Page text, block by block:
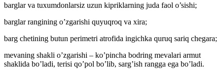
barglar va tuxumdonlarsiz uzun kipriklarning juda faol o’sishi;
barglar rangining o’zgarishi quyuqroq va xira;
barg chetining butun perimetri atrofida ingichka quruq sariq chegara;
mevaning shakli o’zgarishi – ko’pincha bodring mevalari armut
shaklida bo’ladi, terisi qo’pol bo’lib, sarg’ish rangga ega bo’ladi.